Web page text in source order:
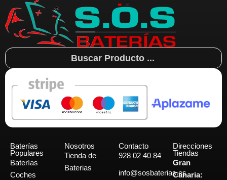
Search
...
Baterías
Populares
Baterías
Coches
Nosotros
Tienda de
Baterias
Contacto
928 02 40 84
info@sosbaterias.es
Direcciones
Tiendas
Gran
Canaria: